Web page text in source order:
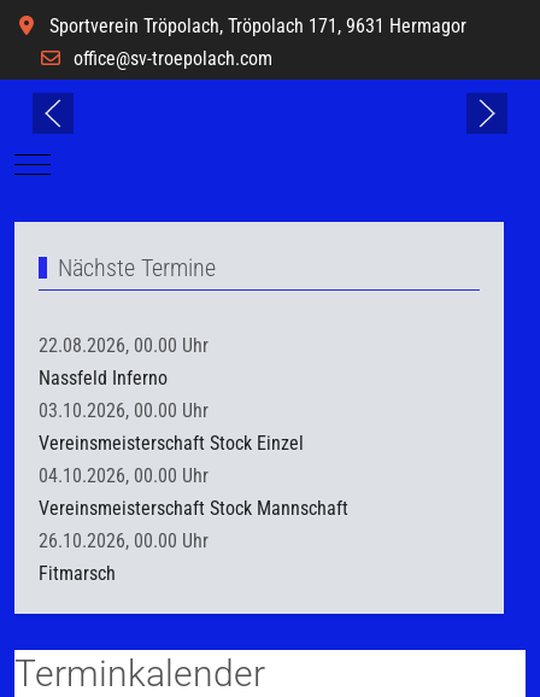
Sportverein Tröpolach, Tröpolach 171, 9631 Hermagor
office@sv-troepolach.com
Mobile Menu Toggle
Nächste Termine
22.08.2026, 00.00 Uhr
Nassfeld Inferno
03.10.2026, 00.00 Uhr
Vereinsmeisterschaft Stock Einzel
04.10.2026, 00.00 Uhr
Vereinsmeisterschaft Stock Mannschaft
26.10.2026, 00.00 Uhr
Fitmarsch
Terminkalender